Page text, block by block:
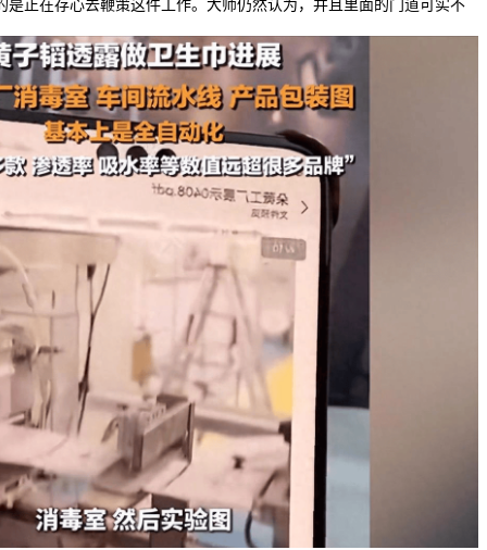
在存心去鞭策这件工作。大师仍然认为，并且里面的门道可实不